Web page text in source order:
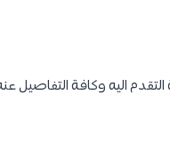
اليه وكافة التفاصيل